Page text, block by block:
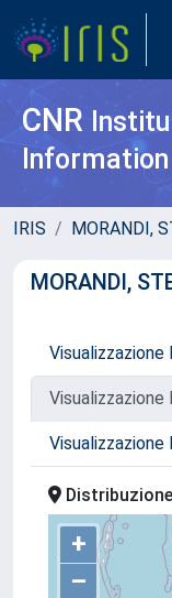
CNR
IRIS MORANDI,
MORANDI,
Visualizzazione
Visualizzazione
+
–